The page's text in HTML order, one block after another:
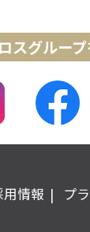
スグルー
用情報 プ